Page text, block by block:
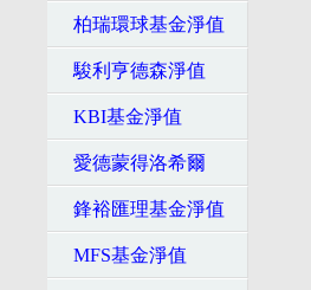
柏瑞環球基金淨值
駿利亨德森淨值
KBI基金淨值
愛德蒙得洛希爾
鋒裕匯理基金淨值
MFS基金淨值